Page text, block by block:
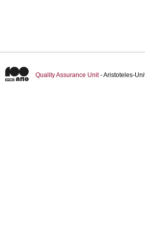
Quality Assurance Unit- Aristoteles-